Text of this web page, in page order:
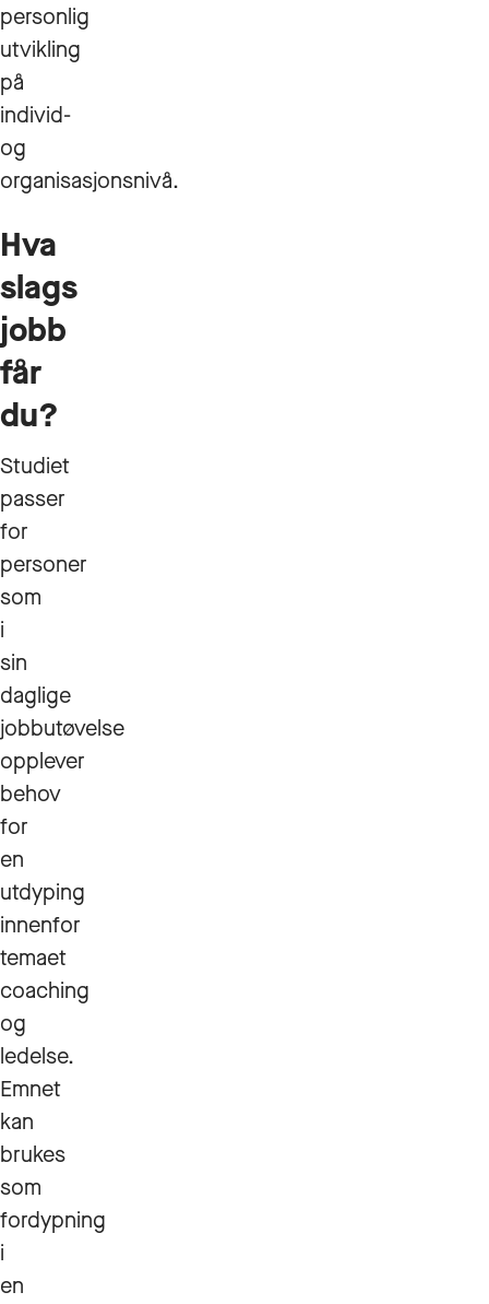
personlig
utvikling
på
individ-
og
organisasjonsnivå.
Hva
slags
jobb
får
du?
Studiet
passer
for
personer
som
i
sin
daglige
jobbutøvelse
opplever
behov
for
en
utdyping
innenfor
temaet
coaching
og
ledelse.
Emnet
kan
brukes
som
fordypning
i
en